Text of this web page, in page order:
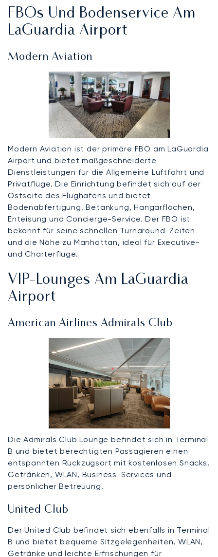
FBOs Und Bodenservice Am
LaGuardia Airport
Modern Aviation
Modern Aviation ist der primäre FBO am LaGuardia
Airport und bietet maßgeschneiderte
Dienstleistungen für die Allgemeine Luftfahrt und
Privatflüge. Die Einrichtung befindet sich auf der
Ostseite des Flughafens und bietet
Bodenabfertigung, Betankung, Hangarflächen,
Enteisung und Concierge-Service. Der FBO ist
bekannt für seine schnellen Turnaround-Zeiten
und die Nähe zu Manhattan, ideal für Executive-
und Charterflüge.
VIP-Lounges Am LaGuardia
Airport
American Airlines Admirals Club
Die Admirals Club Lounge befindet sich in Terminal
B und bietet berechtigten Passagieren einen
entspannten Rückzugsort mit kostenlosen Snacks,
Getränken, WLAN, Business-Services und
persönlicher Betreuung.
United Club
Der United Club befindet sich ebenfalls in Terminal
B und bietet bequeme Sitzgelegenheiten, WLAN,
Getränke und leichte Erfrischungen für